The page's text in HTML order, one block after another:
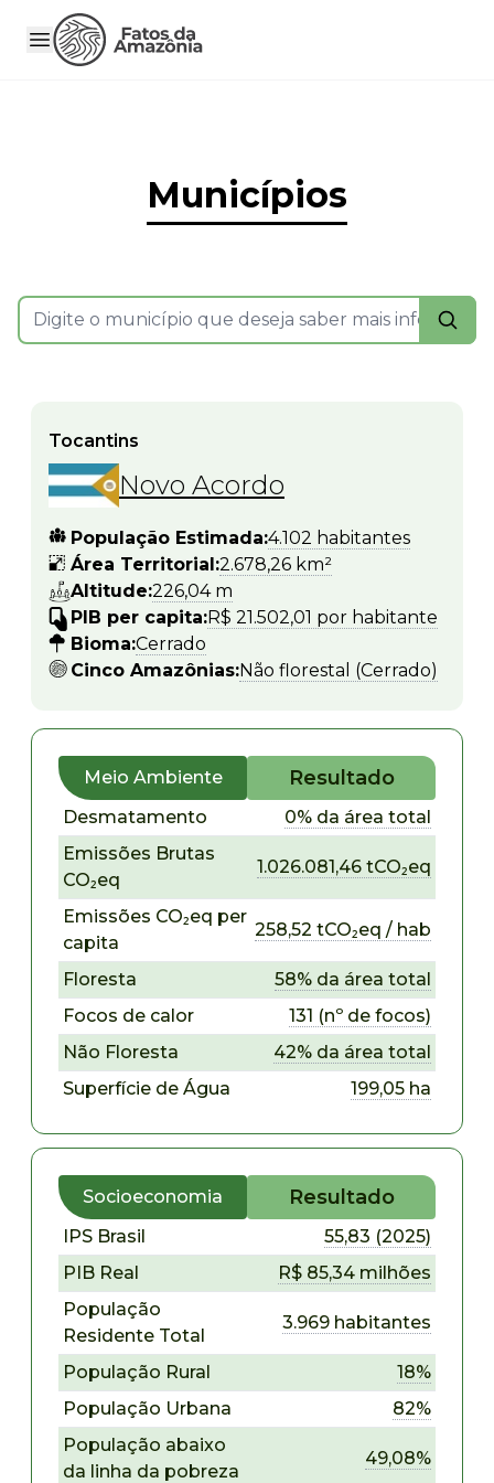
Municípios
Tocantins
Novo Acordo
População Estimada:4.102 habitantes
Área Territorial:2.678,26 km²
Altitude:226,04 m
PIB per capita:R$ 21.502,01 por habitante
Bioma:Cerrado
Cinco Amazônias:Não florestal (Cerrado)
Meio Ambiente Resultado
Desmatamento
0% da área total
Emissões Brutas
CO₂eq
1.026.081,46 tCO₂eq
Emissões CO₂eq per
capita
258,52 tCO₂eq / hab
Floresta
58% da área total
Focos de calor
131 (nº de focos)
Não Floresta
42% da área total
Superfície de Água
199,05 ha
Socioeconomia Resultado
IPS Brasil
55,83 (2025)
PIB Real
R$ 85,34 milhões
População
Residente Total
3.969 habitantes
População Rural
18%
População Urbana
82%
População abaixo
da linha da pobreza
49,08%